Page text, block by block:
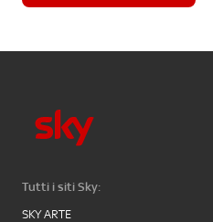
Tutti i siti Sky:
SKY ARTE